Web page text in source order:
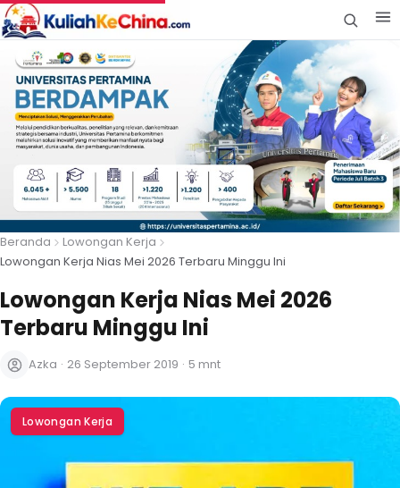
Beranda
Lowongan Kerja
Lowongan Kerja Nias Mei 2026 Terbaru Minggu Ini
Lowongan Kerja Nias Mei 2026
Terbaru Minggu Ini
Azka · 26 September 2019 · 5 mnt
Lowongan Kerja